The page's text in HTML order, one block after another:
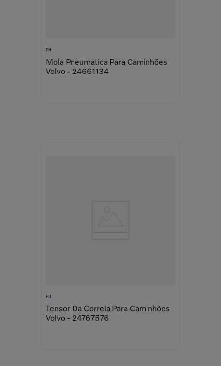
FH
Mola Pneumatica Para Caminhões
Volvo - 24661134
FH
Tensor Da Correia Para Caminhões
Volvo - 24767576